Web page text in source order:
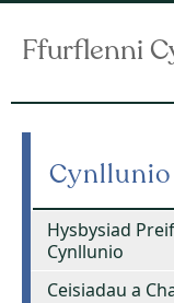
Ffurflenni
Cynllunio
Hysbysiad
Cynllunio
Ceisiadau a